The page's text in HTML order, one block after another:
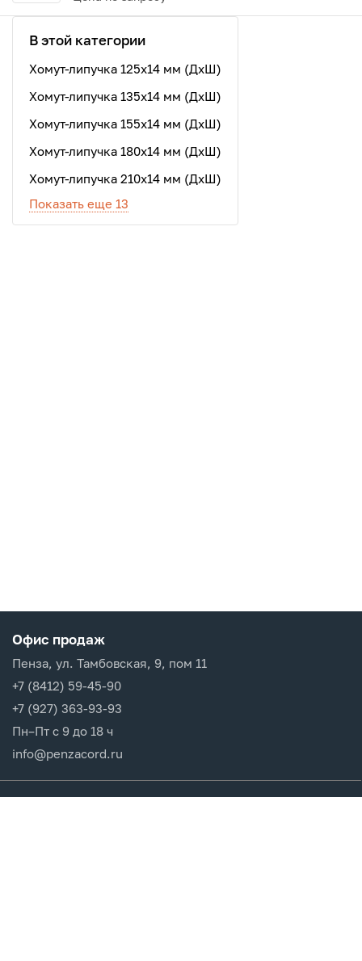
В этой категории
Хомут-липучка 125х14 мм (ДхШ)
Хомут-липучка 135х14 мм (ДхШ)
Хомут-липучка 155х14 мм (ДхШ)
Хомут-липучка 180х14 мм (ДхШ)
Хомут-липучка 210х14 мм (ДхШ)
Показать еще 13
Офис продаж
Пенза, ул. Тамбовская, 9, пом 11
+7 (8412) 59-45-90
+7 (927) 363-93-93
Пн–Пт с 9 до 18 ч
info@penzacord.ru
Производители